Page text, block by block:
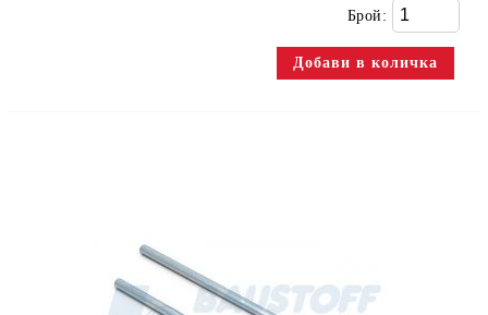
Брой: